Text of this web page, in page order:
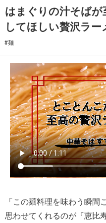
はまぐりの汁そば
してほしい贅沢ラー
#麺
「この麺料理を味わう瞬間
思わせてくれるのが『恵比